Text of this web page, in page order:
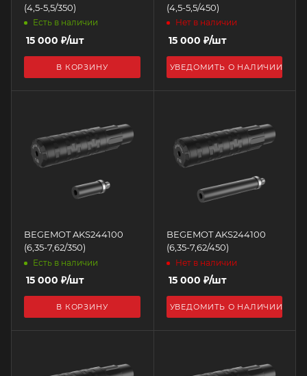
(4,5-5,5/350)
Есть в наличии
15 000 ₽/шт
В КОРЗИНУ
(4,5-5,5/450)
Нет в наличии
15 000 ₽/шт
УВЕДОМИТЬ О НАЛИЧИИ
BEGEMOT AKS244100
(6,35-7,62/350)
Есть в наличии
15 000 ₽/шт
В КОРЗИНУ
BEGEMOT AKS244100
(6,35-7,62/450)
Нет в наличии
15 000 ₽/шт
УВЕДОМИТЬ О НАЛИЧИИ